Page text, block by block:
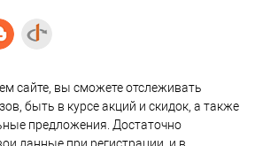
сайте, вы сможете отслеживать
быть в курсе акций и скидок, а также
предложения. Достаточно